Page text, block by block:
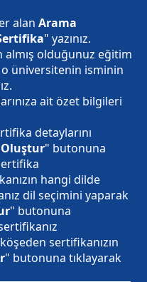
alan Arama
" yazınız.
almış olduğunuz eğitim
üniversitenin isminin
ait özet bilgileri
detaylarını
Oluştur" butonuna
hangi dilde
dil seçimini yaparak
" butonuna
sertifikanızın
" butonuna tıklayarak